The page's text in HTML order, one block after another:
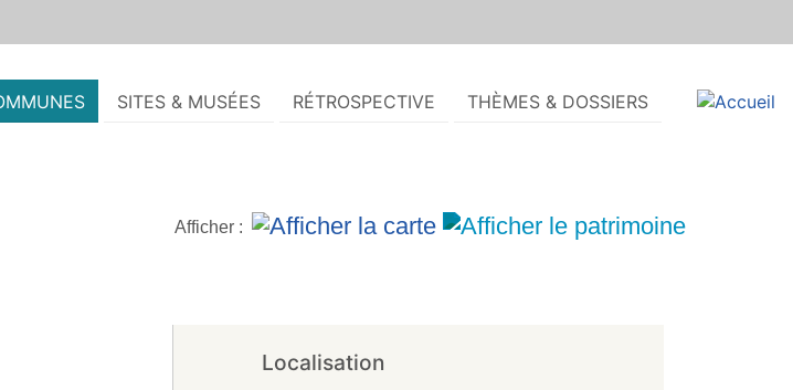
SITES & MUSÉES RÉTROSPECTIVE THÈMES & DOSSIERS
Afficher :
Localisation